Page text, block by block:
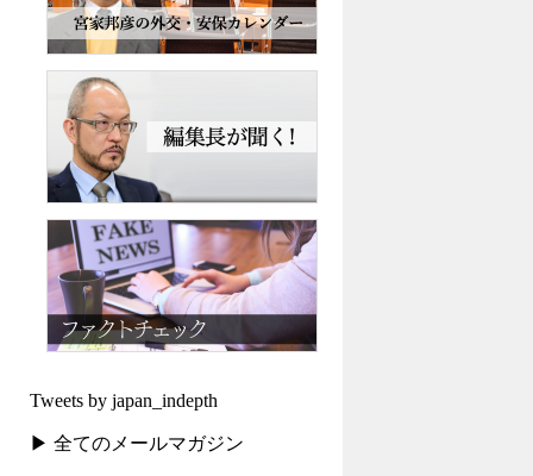
Tweets by japan_indepth
▶ 全てのメールマガジン